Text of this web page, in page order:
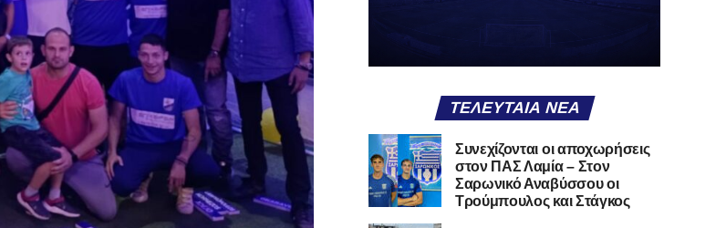
ΤΕΛΕΥΤΑΊΑ ΝΈΑ
Συνεχίζονται οι αποχωρήσεις
στον ΠΑΣ Λαμία – Στον
Σαρωνικό Αναβύσσου οι
Τρούμπουλος και Στάγκος